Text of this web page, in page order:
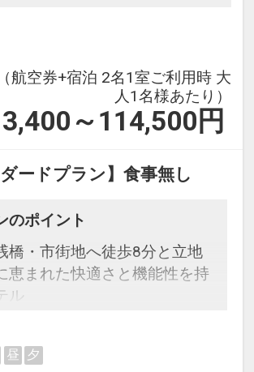
（航空券+宿泊 2名1室ご利用時 大
人1名様あたり）
～114,500 円
ダードプラン】食事無し
のポイント
橋・市街地へ徒歩8分と立地
恵まれた快適さと機能性を持
ル
昼 夕